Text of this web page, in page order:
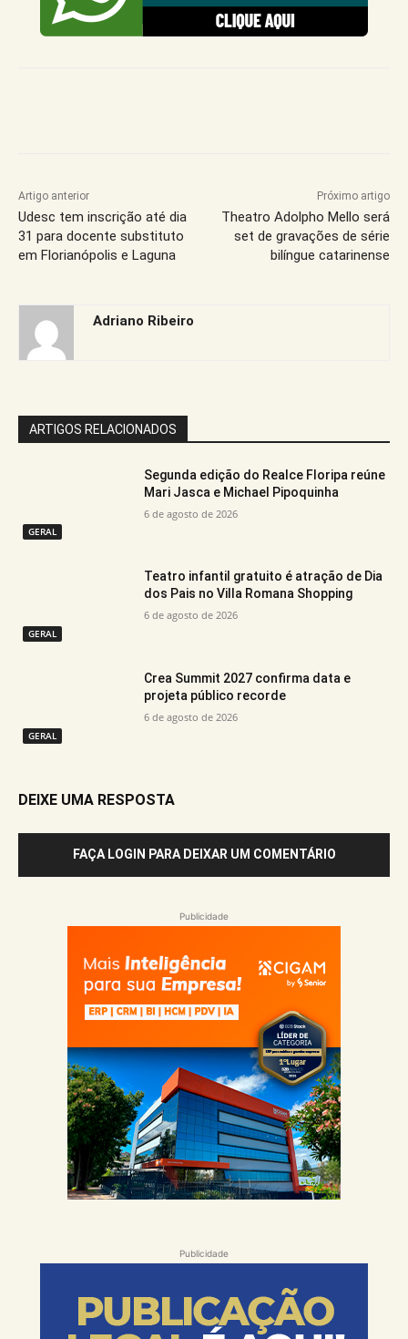
Artigo anterior
Udesc tem inscrição até dia
31 para docente substituto
em Florianópolis e Laguna
Próximo artigo
Theatro Adolpho Mello será
set de gravações de série
bilíngue catarinense
Adriano Ribeiro
ARTIGOS RELACIONADOS
GERAL
Segunda edição do Realce Floripa reúne
Mari Jasca e Michael Pipoquinha
6 de agosto de 2026
GERAL
Teatro infantil gratuito é atração de Dia
dos Pais no Villa Romana Shopping
6 de agosto de 2026
GERAL
Crea Summit 2027 confirma data e
projeta público recorde
6 de agosto de 2026
DEIXE UMA RESPOSTA
FAÇA LOGIN PARA DEIXAR UM COMENTÁRIO
Publicidade
Publicidade